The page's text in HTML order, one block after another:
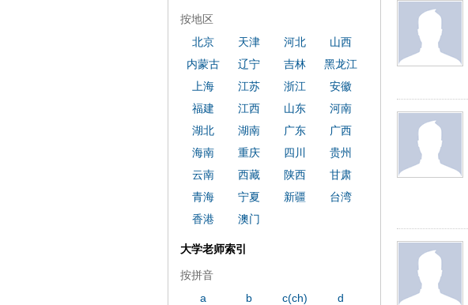
按地区
北京
天津 河北
山西
内蒙古
辽宁 吉林
黑龙江
上海
江苏 浙江
安徽
福建
江西 山东
河南
湖北
湖南 广东
广西
海南
重庆 四川
贵州
云南
西藏 陕西
甘肃
青海
宁夏 新疆
台湾
香港
澳门
大学老师索引
按拼音
a
b c(ch)
d